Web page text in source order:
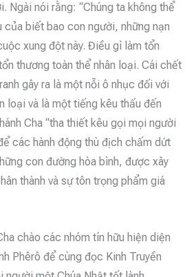
Ngài nói rằng: “Chúng ta không thể
của biết bao con người, những nạn
xung đột này. Điều gì làm tổn
thương toàn thể nhân loại. Cái chết
gây ra là một nỗi ô nhục đối với
loại và là một tiếng kêu thấu đến
Cha “tha thiết kêu gọi mọi người
các hành động thù địch chấm dứt
con đường hòa bình, được xây
thành và sự tôn trọng phẩm giá
chào các nhóm tín hữu hiện diện
Phêrô để cùng đọc Kinh Truyền